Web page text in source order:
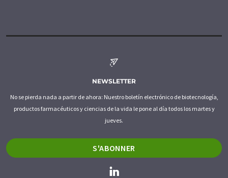
NEWSLETTER
No se pierda nada a partir de ahora: Nuestro boletín electrónico de biotecnología,
productos farmacéuticos y ciencias de la vida le pone al día todos los martes y
jueves.
S'ABONNER